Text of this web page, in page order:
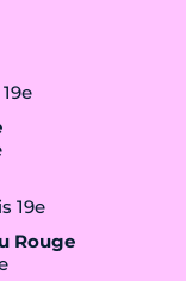
19e
Rouge